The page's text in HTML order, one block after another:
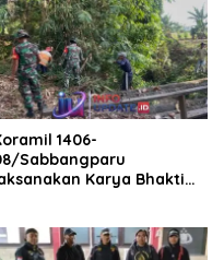
1406-
Sabbangparu
Karya Bhakti